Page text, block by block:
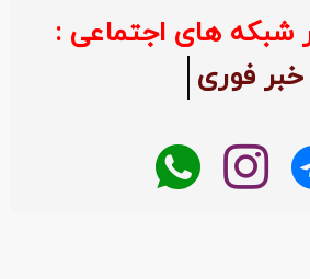
شبکه های اجتماعی :
خبر فوری